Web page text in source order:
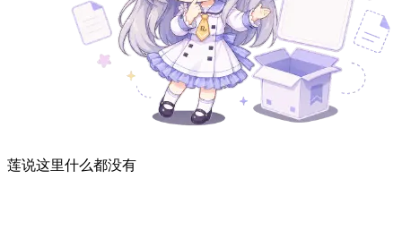
莲说这里什么都没有